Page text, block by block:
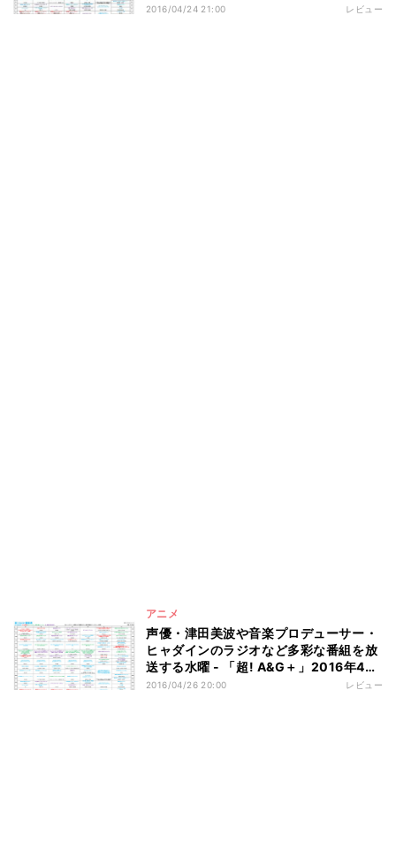
2016/04/24 21:00 レビュー
アニメ
声優・津田美波や音楽プロデューサー・
ヒャダインのラジオなど多彩な番組を放
送する水曜 - 「超! A&G＋」2016年4月
からの番組編成
2016/04/26 20:00 レビュー